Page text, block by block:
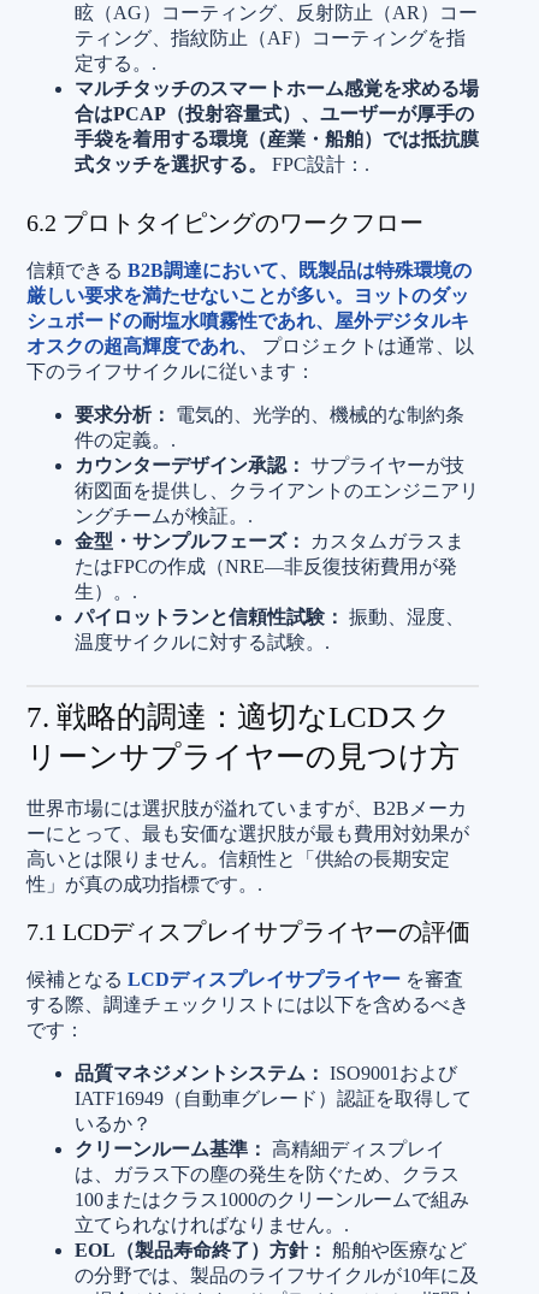
眩（AG）コーティング、反射防止（AR）コー
ティング、指紋防止（AF）コーティングを指
定する。.
マルチタッチのスマートホーム感覚を求める場
合はPCAP（投射容量式）、ユーザーが厚手の
手袋を着用する環境（産業・船舶）では抵抗膜
式タッチを選択する。
FPC設計：.
6.2 プロトタイピングのワークフロー
信頼できる B2B調達において、既製品は特殊環境の
厳しい要求を満たせないことが多い。ヨットのダッ
シュボードの耐塩水噴霧性であれ、屋外デジタルキ
オスクの超高輝度であれ、
プロジェクトは通常、以
下のライフサイクルに従います：
要求分析：
電気的、光学的、機械的な制約条
件の定義。.
カウンターデザイン承認： サプライヤーが技
術図面を提供し、クライアントのエンジニアリ
ングチームが検証。.
金型・サンプルフェーズ：
カスタムガラスま
たはFPCの作成（NRE—非反復技術費用が発
生）。.
パイロットランと信頼性試験： 振動、湿度、
温度サイクルに対する試験。.
7. 戦略的調達：適切なLCDスク
リーンサプライヤーの見つけ方
世界市場には選択肢が溢れていますが、B2Bメーカ
ーにとって、最も安価な選択肢が最も費用対効果が
高いとは限りません。信頼性と「供給の長期安定
性」が真の成功指標です。.
7.1 LCDディスプレイサプライヤーの評価
候補となる LCDディスプレイサプライヤー を審査
する際、調達チェックリストには以下を含めるべき
です：
品質マネジメントシステム： ISO9001および
IATF16949（自動車グレード）認証を取得して
いるか？
クリーンルーム基準： 高精細ディスプレイ
は、ガラス下の塵の発生を防ぐため、クラス
100またはクラス1000のクリーンルームで組み
立てられなければなりません。.
EOL（製品寿命終了）方針： 船舶や医療など
の分野では、製品のライフサイクルが10年に及